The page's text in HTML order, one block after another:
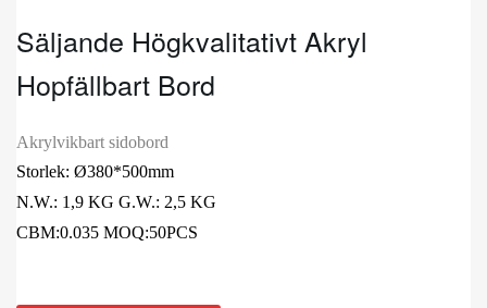
Säljande Högkvalitativt Akryl
Hopfällbart Bord
Akrylvikbart sidobord
Storlek: Ø380*500mm
N.W.: 1,9 KG G.W.: 2,5 KG
CBM:0.035 MOQ:50PCS